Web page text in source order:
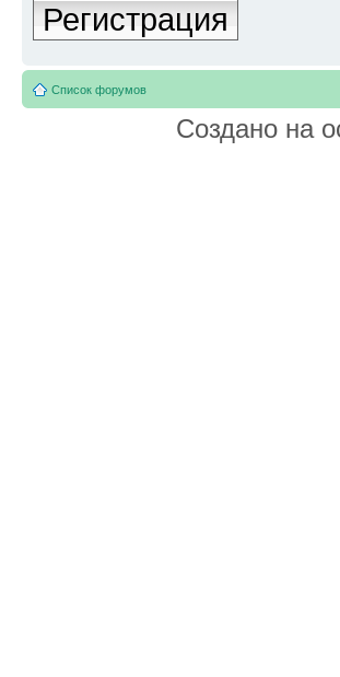
Регистрация
Список форумов
Создано на